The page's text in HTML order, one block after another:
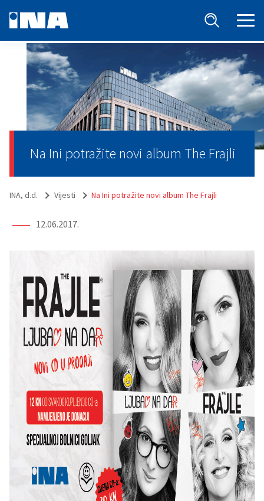
Na Ini potražite novi album The Frajli
INA, d.d. Vijesti Na Ini potražite novi album The Frajli
12.06.2017.